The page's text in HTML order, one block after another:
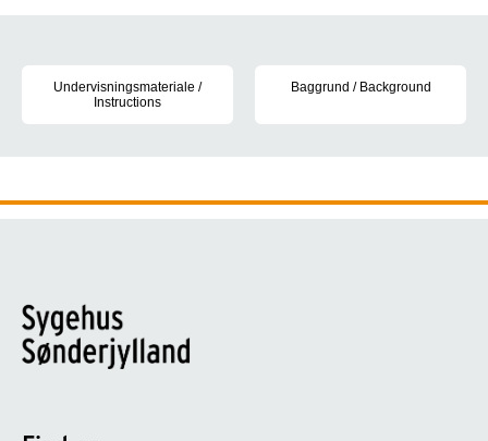
Undervisningsmateriale /
Instructions
Baggrund / Background